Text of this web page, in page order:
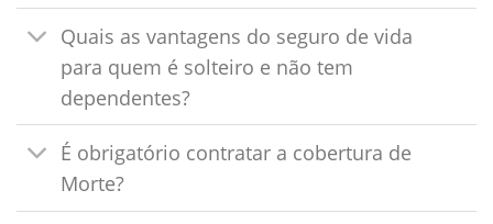
Quais as vantagens do seguro de vida
para quem é solteiro e não tem
dependentes?
É obrigatório contratar a cobertura de
Morte?